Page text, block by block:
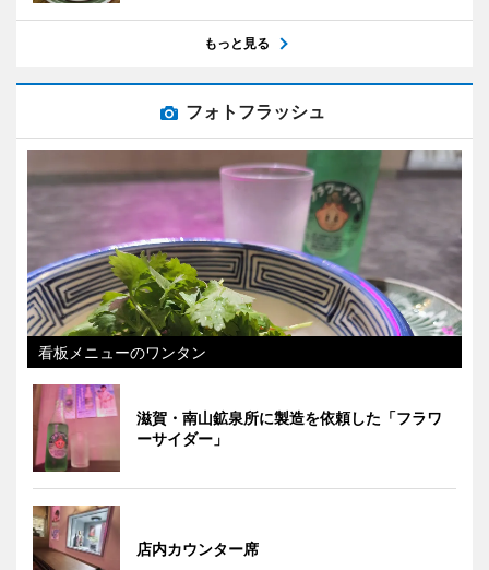
もっと見る
フォトフラッシュ
看板メニューのワンタン
滋賀・南山鉱泉所に製造を依頼した「フラワ
ーサイダー」
店内カウンター席